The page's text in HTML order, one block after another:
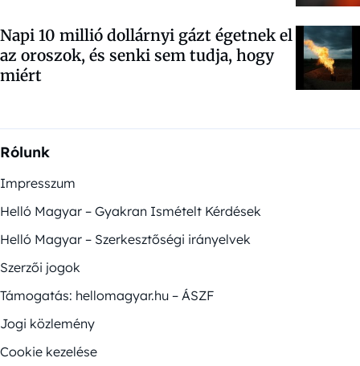
Napi 10 millió dollárnyi gázt égetnek el
az oroszok, és senki sem tudja, hogy
miért
Rólunk
Impresszum
Helló Magyar – Gyakran Ismételt Kérdések
Helló Magyar – Szerkesztőségi irányelvek
Szerzői jogok
Támogatás: hellomagyar.hu – ÁSZF
Jogi közlemény
Cookie kezelése